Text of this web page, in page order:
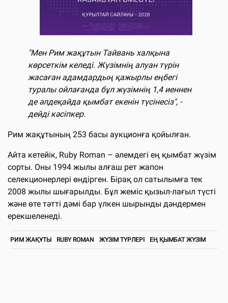
"Мен Рим жақұтын Тайвань халқына
көрсеткім келеді. Жүзімнің алуан түрін
жасаған адамдардың қажырлы еңбегі
туралы ойлағанда бұл жүзімнің 1,4 иеннен
де әлдеқайда қымбат екенін түсінесіз", -
дейді кәсіпкер.
Рим жақұтының 253 басы аукционға қойылған.
Айта кетейік, Ruby Roman – әлемдегі ең қымбат жүзім
сорты. Оны 1994 жылы алғаш рет жапон
селекционерлері өндірген. Бірақ ол сатылымға тек
2008 жылы шығарылды. Бұл жеміс қызыл-лағыл түсті
және өте тәтті дәмі бар үлкен шырынды дәндермен
ерекшеленеді.
РИМ ЖАҚҰТЫ RUBY ROMAN ЖҮЗІМ ТҮРЛЕРІ ЕҢ ҚЫМБАТ ЖҮЗІМ